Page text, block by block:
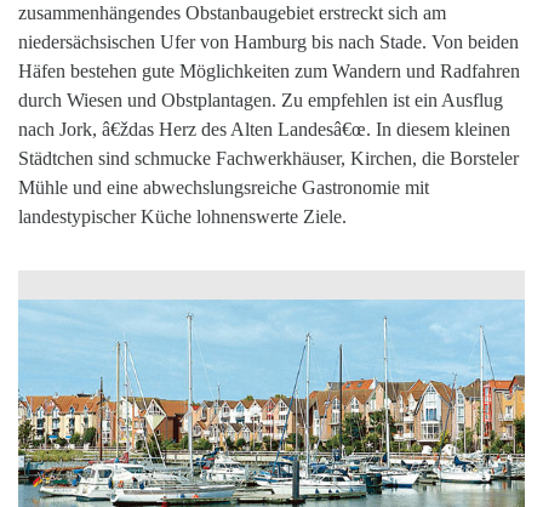
zusammenhängendes Obstanbaugebiet erstreckt sich am
niedersächsischen Ufer von Hamburg bis nach Stade. Von beiden
Häfen bestehen gute Möglichkeiten zum Wandern und Radfahren
durch Wiesen und Obstplantagen. Zu empfehlen ist ein Ausflug
nach Jork, â€ždas Herz des Alten Landesâ€œ. In diesem kleinen
Städtchen sind schmucke Fachwerkhäuser, Kirchen, die Borsteler
Mühle und eine abwechslungsreiche Gastronomie mit
landestypischer Küche lohnenswerte Ziele.